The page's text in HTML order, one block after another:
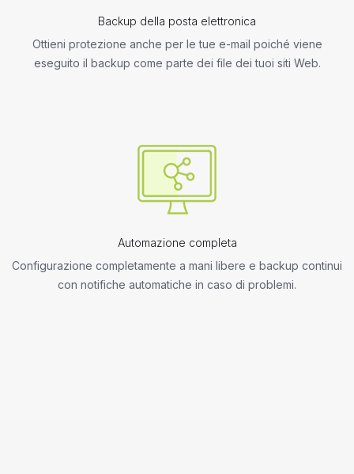
Backup della posta elettronica
Ottieni protezione anche per le tue e-mail poiché viene
eseguito il backup come parte dei file dei tuoi siti Web.
Automazione completa
Configurazione completamente a mani libere e backup continui
con notifiche automatiche in caso di problemi.